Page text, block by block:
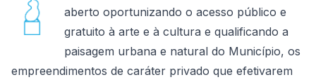
aberto oportunizando o acesso público e
gratuito à arte e à cultura e qualificando a
paisagem urbana e natural do Município, os
empreendimentos de caráter privado que efetivarem